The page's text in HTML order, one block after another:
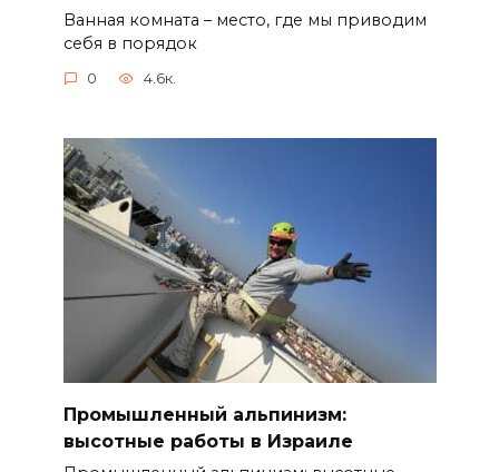
Ванная комната – место, где мы приводим
себя в порядок
0 4.6к.
Промышленный альпинизм:
высотные работы в Израиле